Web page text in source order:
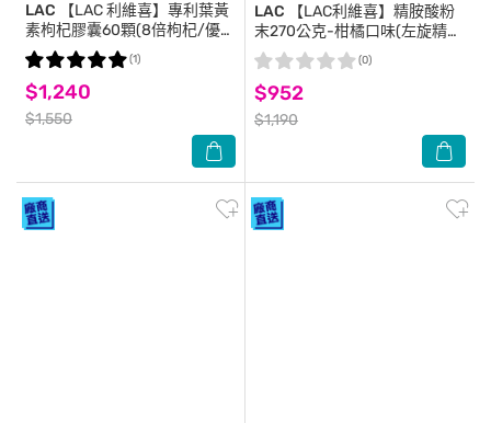
LAC 【LAC 利維喜】專利葉黃
素枸杞膠囊60顆(8倍枸杞/優
視/FloraGLO/熱銷主打)
$1,240
$1,550
(1)
LAC 【LAC利維喜】精胺酸粉
末270公克-柑橘口味(左旋精胺
酸/胺基酸/男性保健/運動纖
盈)
$952
$1,190
(0)